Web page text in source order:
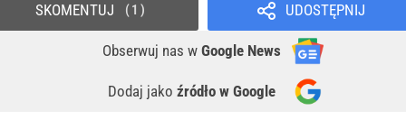
UDOSTĘPNIJ
Obserwuj nas w Google News
Dodaj jako źródło w Google
SKOMENTUJ 1